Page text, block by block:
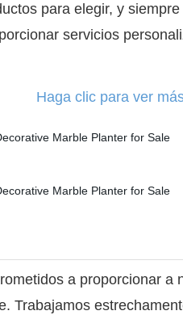
para elegir, y
servicios
Haga clic para ver
a proporcionar
Trabajamos